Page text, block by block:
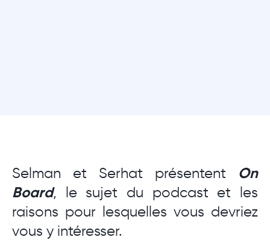
Selman et Serhat présentent On
Board, le sujet du podcast et les
raisons pour lesquelles vous devriez
vous y intéresser.